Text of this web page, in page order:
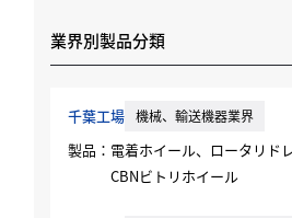
業界別製品分類
千葉⼯場 機械、輸送機器業界
製品： 電着ホイール、ロータリドレ
CBNビトリホイール